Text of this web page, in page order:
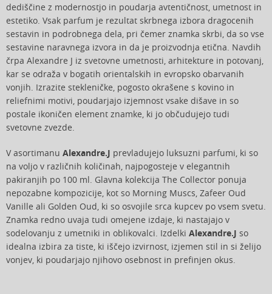
dediščine z modernostjo in poudarja avtentičnost, umetnost in
estetiko. Vsak parfum je rezultat skrbnega izbora dragocenih
sestavin in podrobnega dela, pri čemer znamka skrbi, da so vse
sestavine naravnega izvora in da je proizvodnja etična. Navdih
črpa Alexandre J iz svetovne umetnosti, arhitekture in potovanj,
kar se odraža v bogatih orientalskih in evropsko obarvanih
vonjih. Izrazite stekleničke, pogosto okrašene s kovino in
reliefnimi motivi, poudarjajo izjemnost vsake dišave in so
postale ikoničen element znamke, ki jo občudujejo tudi
svetovne zvezde.
V asortimanu Alexandre.J prevladujejo luksuzni parfumi, ki so
na voljo v različnih količinah, najpogosteje v elegantnih
pakiranjih po 100 ml. Glavna kolekcija The Collector ponuja
nepozabne kompozicije, kot so Morning Muscs, Zafeer Oud
Vanille ali Golden Oud, ki so osvojile srca kupcev po vsem svetu.
Znamka redno uvaja tudi omejene izdaje, ki nastajajo v
sodelovanju z umetniki in oblikovalci. Izdelki Alexandre.J so
idealna izbira za tiste, ki iščejo izvirnost, izjemen stil in si želijo
vonjev, ki poudarjajo njihovo osebnost in prefinjen okus.